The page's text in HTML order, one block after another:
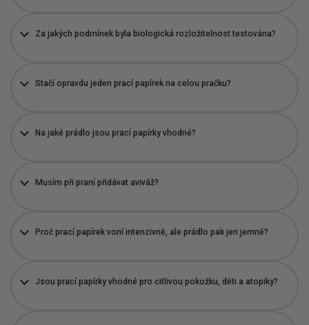
Za jakých podmínek byla biologická rozložitelnost testována?
Stačí opravdu jeden prací papírek na celou pračku?
Na jaké prádlo jsou prací papírky vhodné?
Musím při praní přidávat aviváž?
Proč prací papírek voní intenzivně, ale prádlo pak jen jemně?
Jsou prací papírky vhodné pro citlivou pokožku, děti a atopiky?